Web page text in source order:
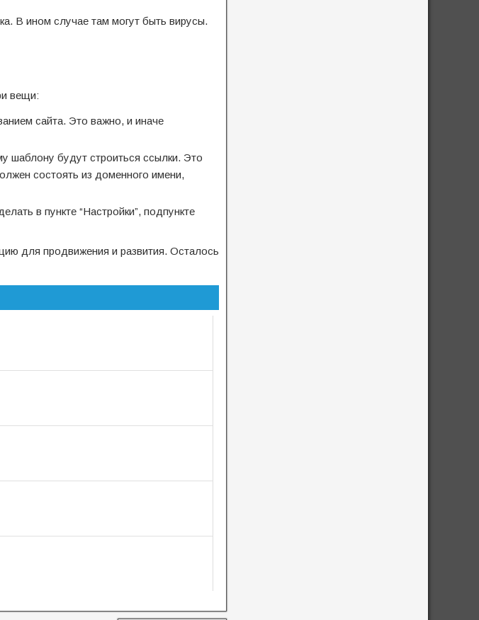
В ином случае там могут быть вирусы.
вещи:
сайта. Это важно, и иначе
шаблону будут строиться ссылки. Это
состоять из доменного имени,
в пункте “Настройки”, подпункте
для продвижения и развития. Осталось